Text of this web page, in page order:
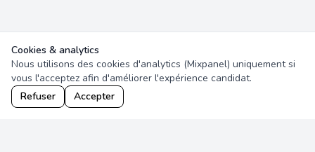
Cookies & analytics
Nous utilisons des cookies d'analytics (Mixpanel) uniquement si
vous l'acceptez afin d'améliorer l'expérience candidat.
Refuser
Accepter